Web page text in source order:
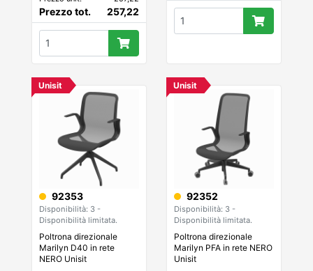
Prezzo tot. 257,22
Unisit
92353
Disponibilità: 3 -
Disponibilità limitata.
Poltrona direzionale
Marilyn D40 in rete
NERO Unisit
Unisit
92352
Disponibilità: 3 -
Disponibilità limitata.
Poltrona direzionale
Marilyn PFA in rete NERO
Unisit